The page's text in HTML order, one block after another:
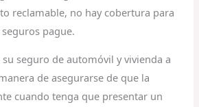
reclamable, no hay cobertura para
pague.
seguro de automóvil y vivienda a
de asegurarse de que la
cuando tenga que presentar un